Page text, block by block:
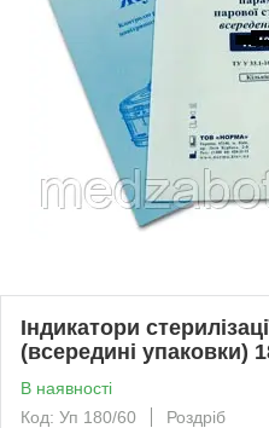
Індикатори
(всередині упаковки)
В наявності
Код: Уп 180/60
Роздріб